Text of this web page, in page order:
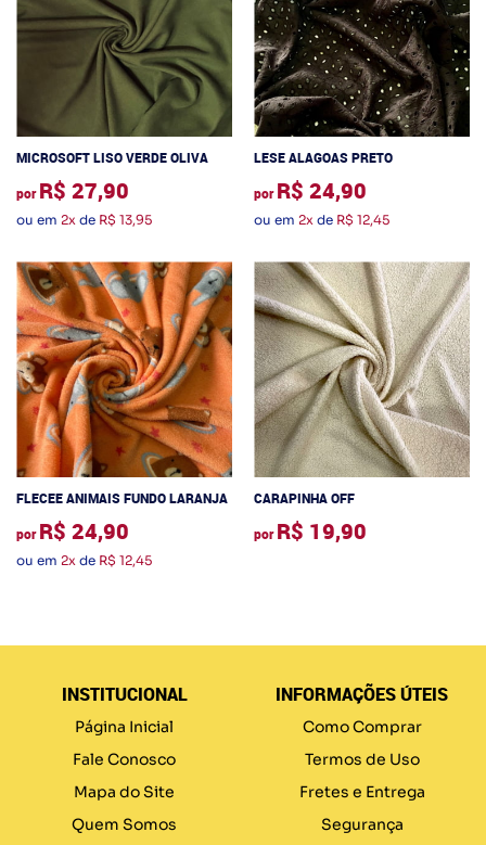
MICROSOFT LISO VERDE OLIVA
por R$ 27,90
ou em 2x de R$ 13,95
LESE ALAGOAS PRETO
por R$ 24,90
ou em 2x de R$ 12,45
FLECEE ANIMAIS FUNDO LARANJA
por R$ 24,90
ou em 2x de R$ 12,45
CARAPINHA OFF
por R$ 19,90
INSTITUCIONAL
Página Inicial
Fale Conosco
Mapa do Site
Quem Somos
INFORMAÇÕES ÚTEIS
Como Comprar
Termos de Uso
Fretes e Entrega
Segurança